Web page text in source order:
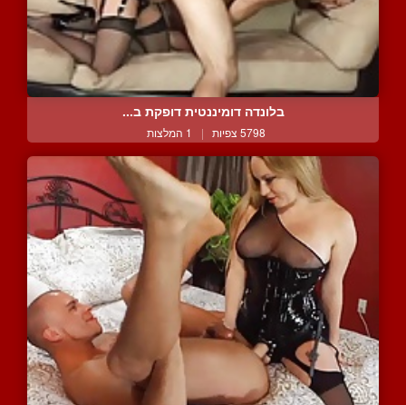
בלונדה דומיננטית דופקת ב...
5798 צפיות | 1 המלצות